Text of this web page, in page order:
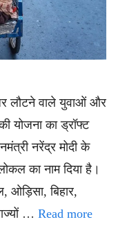
लौटने वाले युवाओं और
योजना का ड्रॉफ्ट
नरेंद्र मोदी के
का नाम दिया है।
ओड़िसा, बिहार,
… Read more